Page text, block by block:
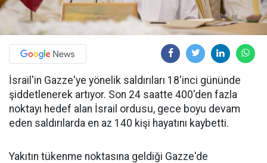
İsrail'in Gazze'ye yönelik saldırıları 18'inci gününde
şiddetlenerek artıyor. Son 24 saatte 400'den fazla
noktayı hedef alan İsrail ordusu, gece boyu devam
eden saldırılarda en az 140 kişi hayatını kaybetti.
Yakıtın tükenme noktasına geldiği Gazze'de